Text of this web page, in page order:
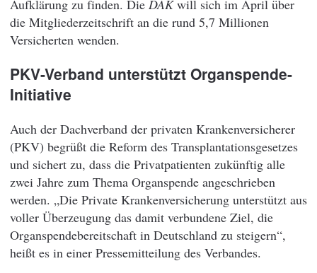
Aufklärung zu finden. Die DAKwill sich im April über
die Mitgliederzeitschrift an die rund 5,7 Millionen
Versicherten wenden.
PKV-Verband unterstützt Organspende-
Initiative
Auch der Dachverband der privaten Krankenversicherer
(PKV) begrüßt die Reform des Transplantationsgesetzes
und sichert zu, dass die Privatpatienten zukünftig alle
zwei Jahre zum Thema Organspende angeschrieben
werden. „Die Private Krankenversicherung unterstützt aus
voller Überzeugung das damit verbundene Ziel, die
Organspendebereitschaft in Deutschland zu steigern“,
heißt es in einer Pressemitteilung des Verbandes.